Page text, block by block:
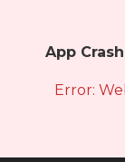
App
Error: